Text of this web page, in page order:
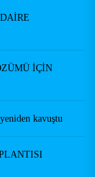
İÇİN
kavuştu